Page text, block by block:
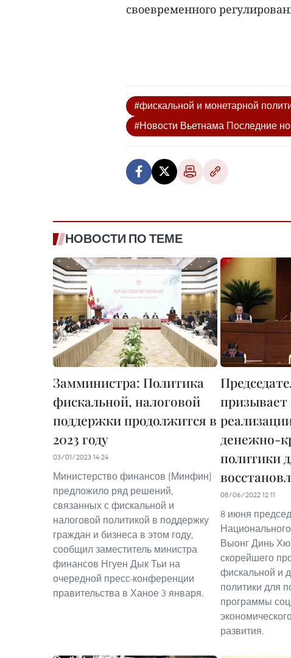
своевременного
#фискальной и монетарной
#Новости Вьетнама Последние
НОВОСТИ ПО ТЕМЕ
Замминистра: Политика
фискальной, налоговой
поддержки продолжится в
2023 году
03/01/2023 14:24
Министерство финансов (Минфин)
предложило ряд решений,
связанных с фискальной и
налоговой политикой в ​​поддержку
граждан и бизнеса в этом году,
сообщил заместитель министра
финансов Нгуен Дык Тьи на
очередной пресс-конференции
правительства в Ханое 3 января.
денежно-
политики
08/06/2022 12:11
8 июня
Выонг Динь
скорейшего
фискальной и
политики для
программы
развития.